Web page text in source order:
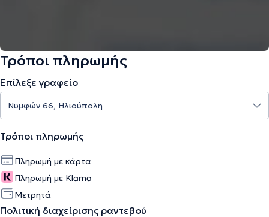
Τρόποι πληρωμής
Επίλεξε γραφείο
Τρόποι πληρωμής
Πληρωμή με κάρτα
Πληρωμή με Klarna
Μετρητά
Πολιτική διαχείρισης ραντεβού